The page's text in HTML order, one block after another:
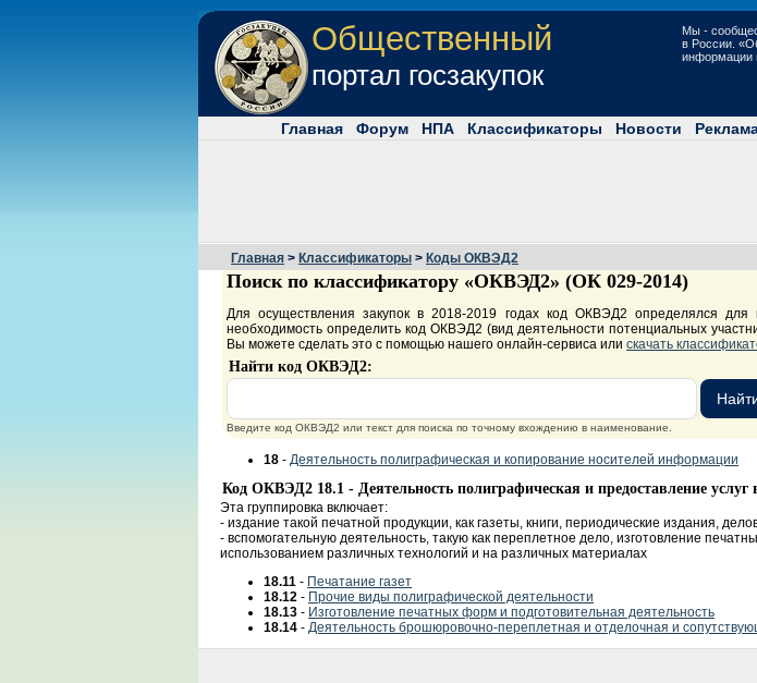
Мы -
в России.
информации
Общественный
портал госзакупок
Главная Форум НПА Классификаторы Новости
Главная > Классификаторы > Коды ОКВЭД2
Поиск по классификатору «ОКВЭД2» (ОК 029-2014)
Для осуществления закупок в 2018-2019 годах код ОКВЭД2 определялся
необходимость определить код ОКВЭД2 (вид деятельности потенциальных
Вы можете сделать это с помощью нашего онлайн-сервиса или скачать
Найти код ОКВЭД2:
Введите код ОКВЭД2 или текст для поиска по точному вхождению в наименование.
18 - Деятельность полиграфическая и копирование носителей информации
Код ОКВЭД2 18.1 - Деятельность полиграфическая и предоставление услуг
Эта группировка включает:
- издание такой печатной продукции, как газеты, книги, периодические издания,
- вспомогательную деятельность, такую как переплетное дело, изготовление
использованием различных технологий и на различных материалах
18.11 - Печатание газет
18.12 - Прочие виды полиграфической деятельности
18.13 - Изготовление печатных форм и подготовительная деятельность
18.14 - Деятельность брошюровочно-переплетная и отделочная и